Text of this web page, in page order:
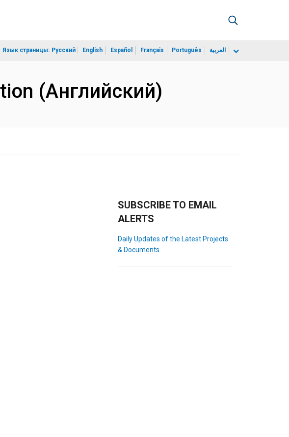
Язык страницы: Русский English Español Français Português العربية
(Английский)
SUBSCRIBE TO EMAIL
ALERTS
Daily Updates of the Latest Projects
& Documents